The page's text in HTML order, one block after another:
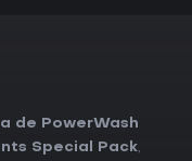
de PowerWash
Special Pack,